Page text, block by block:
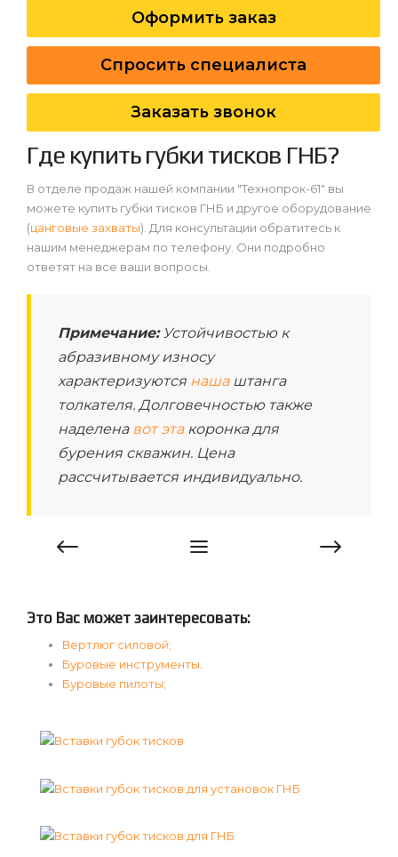
Оформить заказ
Спросить специалиста
Заказать звонок
Где купить губки тисков ГНБ?
В отделе продаж нашей компании "Технопрок-61" вы
можете купить губки тисков ГНБ и другое оборудование
(цанговые захваты). Для консультации обратитесь к
нашим менеджерам по телефону. Они подробно
ответят на все ваши вопросы.
Примечание:Устойчивостью к
абразивному износу
характеризуются нашаштанга
толкателя. Долговечностью также
наделена вот этакоронка для
бурения скважин. Цена
рассчитывается индивидуально.
Это Вас может заинтересовать:
Вертлюг силовой;
Буровые инструменты.
Буровые пилоты;